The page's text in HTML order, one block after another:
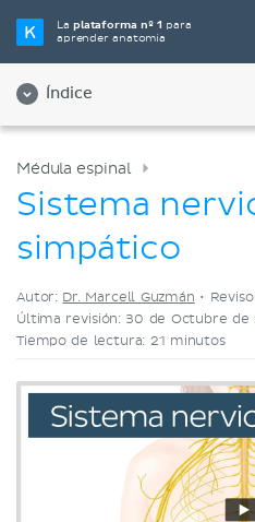
Laplataforma nº 1 para
aprender anatomía
Índice
Elige tu herramienta
Videos
Médula espinal
Sistema
simpático
Autor: Dr. Marcell Guzmán •
Última revisión: 30 de Octubre de
Tiempo de lectura: 21 minutos